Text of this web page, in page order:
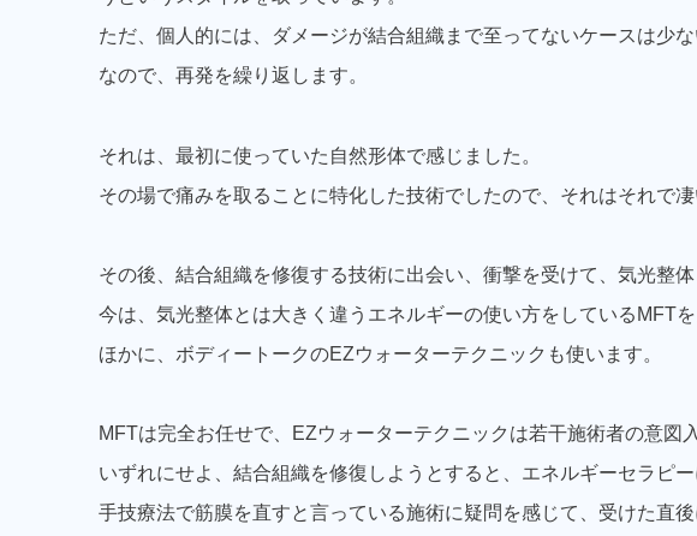
ただ、個人的には、ダメージが結合組織まで至ってないケースは少な
なので、再発を繰り返します。
それは、最初に使っていた自然形体で感じました。
その場で痛みを取ることに特化した技術でしたので、それはそれで
その後、結合組織を修復する技術に出会い、衝撃を受けて、気光整
今は、気光整体とは大きく違うエネルギーの使い方をしているMFTを
ほかに、ボディートークのEZウォーターテクニックも使います。
MFTは完全お任せで、EZウォーターテクニックは若干施術者の意図
いずれにせよ、結合組織を修復しようとすると、エネルギーセラピー
手技療法で筋膜を直すと言っている施術に疑問を感じて、受けた直